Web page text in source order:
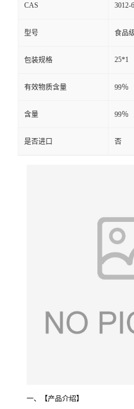
CAS 3012-
型号 食品
包装规格 25*1
有效物质含量 99％
含量 99％
是否进口 否
一、【产品介绍】